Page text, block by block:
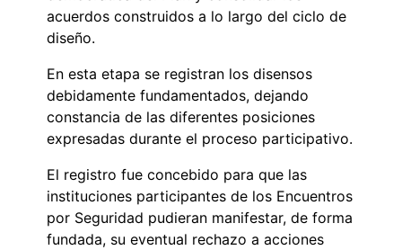
acuerdos construidos a lo largo del ciclo de
diseño.
En esta etapa se registran los disensos
debidamente fundamentados, dejando
constancia de las diferentes posiciones
expresadas durante el proceso participativo.
El registro fue concebido para que las
instituciones participantes de los Encuentros
por Seguridad pudieran manifestar, de forma
fundada, su eventual rechazo a acciones